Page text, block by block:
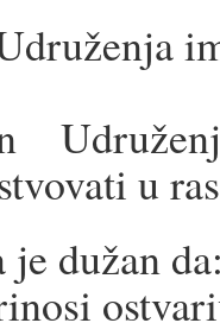
u
dužan